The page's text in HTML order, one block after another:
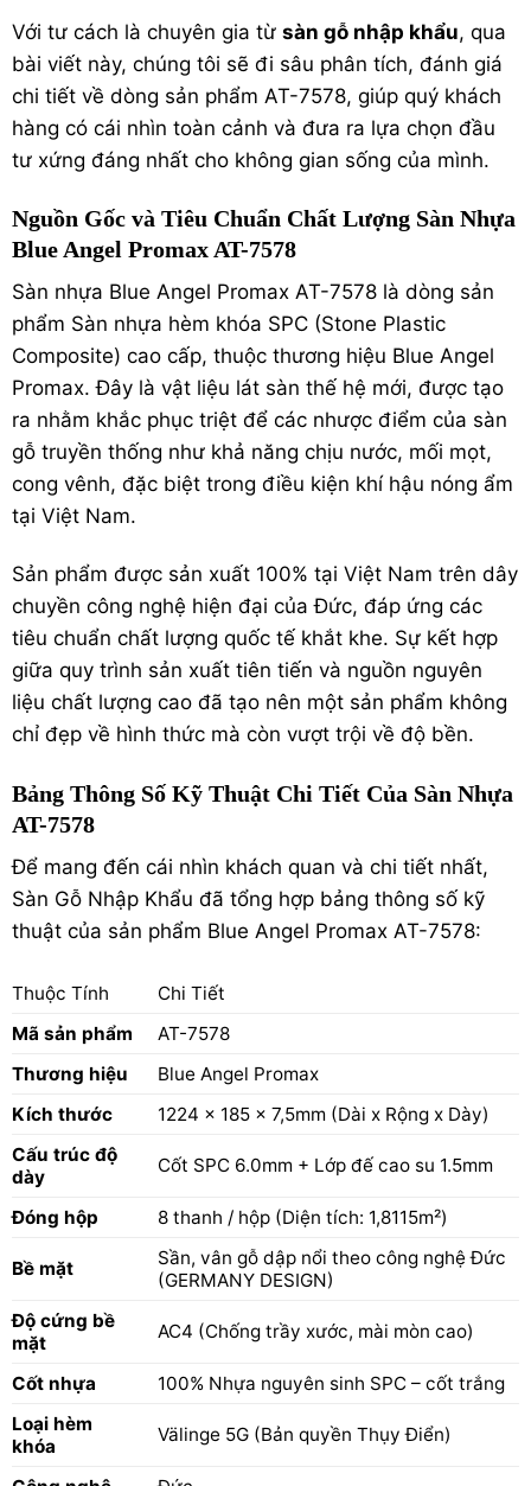
Với tư cách là chuyên gia từ sàn gỗ nhập khẩu, qua
bài viết này, chúng tôi sẽ đi sâu phân tích, đánh giá
chi tiết về dòng sản phẩm AT-7578, giúp quý khách
hàng có cái nhìn toàn cảnh và đưa ra lựa chọn đầu
tư xứng đáng nhất cho không gian sống của mình.
Nguồn Gốc và Tiêu Chuẩn Chất Lượng Sàn Nhựa
Blue Angel Promax AT-7578
Sàn nhựa Blue Angel Promax AT-7578 là dòng sản
phẩm Sàn nhựa hèm khóa SPC (Stone Plastic
Composite) cao cấp, thuộc thương hiệu Blue Angel
Promax.Đây là vật liệu lát sàn thế hệ mới, được tạo
ra nhằm khắc phục triệt để các nhược điểm của sàn
gỗ truyền thống như khả năng chịu nước, mối mọt,
cong vênh, đặc biệt trong điều kiện khí hậu nóng ẩm
tại Việt Nam.
Sản phẩm được sản xuất 100% tại Việt Nam trên dây
chuyền công nghệ hiện đại của Đức, đáp ứng các
tiêu chuẩn chất lượng quốc tế khắt khe. Sự kết hợp
giữa quy trình sản xuất tiên tiến và nguồn nguyên
liệu chất lượng cao đã tạo nên một sản phẩm không
chỉ đẹp về hình thức mà còn vượt trội về độ bền.
Bảng Thông Số Kỹ Thuật Chi Tiết Của Sàn Nhựa
AT-7578
Để mang đến cái nhìn khách quan và chi tiết nhất,
Sàn Gỗ Nhập Khẩu đã tổng hợp bảng thông số kỹ
thuật của sản phẩm Blue Angel Promax AT-7578:
Thuộc Tính
Chi Tiết
Mã sản phẩm
AT-7578
Thương hiệu
Blue Angel Promax
Kích thước
1224 x 185 x 7,5mm (Dài x Rộng x Dày)
Cấu trúc độ
dày
Cốt SPC 6.0mm + Lớp đế cao su 1.5mm
Đóng hộp 8 thanh / hộp (Diện tích: 1,8115m²)
Bề mặt
Sần, vân gỗ dập nổi theo công nghệ Đức
(GERMANY DESIGN)
Độ cứng bề
mặt
AC4 (Chống trầy xước, mài mòn cao)
Cốt nhựa
100% Nhựa nguyên sinh SPC – cốt trắng
Loại hèm
khóa
Välinge 5G (Bản quyền Thụy Điển)